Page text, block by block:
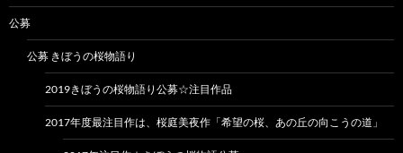
公募
公募 きぼうの桜物語り
2019きぼうの桜物語り公募☆注目作品
2017年度最注目作は、桜庭美夜作「希望の桜、あの丘の向こうの道」